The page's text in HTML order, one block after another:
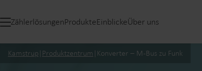
ZählerlösungenProdukteEinblickeÜber uns
Kamstrup | Produktzentrum | Konverter – M-Bus zu Funk